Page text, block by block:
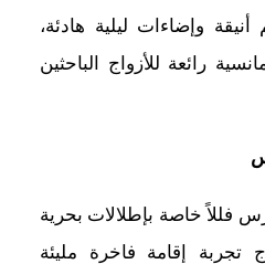
وإضاءات ليلية هادئة،
رائعة للأزواج الباحثين
فللاً خاصة بإطلالات بحرية
تجربة إقامة فاخرة مليئة